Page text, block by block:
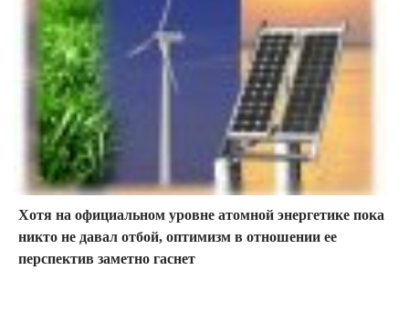
Хотя на официальном уровне атомной энергетике пока
никто не давал отбой, оптимизм в отношении ее
перспектив заметно гаснет